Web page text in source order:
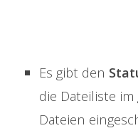
Es gibt den
die Dateiliste
Dateien